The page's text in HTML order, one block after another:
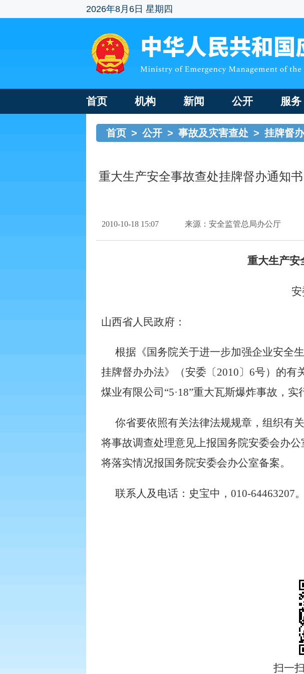
2026年8月6日 星期四
首页 机构 新闻 公开 服务
首页 > 公开 > 事故及灾害查处 > 挂牌督办
重大生产安全事故查处挂牌督办通知
2010-10-18 15:07 来源：安全监管总局办公厅
重大生产安
安
山西省人民政府：
根据《国务院关于进一步加强企业安全
挂牌督办办法》（安委〔2010〕 6号）的有
煤业有限公司“5·18”重大瓦斯爆炸事故，实
你省要依照有关法律法规规章，组织有
将事故调查处理意见上报国务院安委会办
将落实情况报国务院安委会办公室备案。
联系人及电话：史宝中， 010-64463207。
扫一